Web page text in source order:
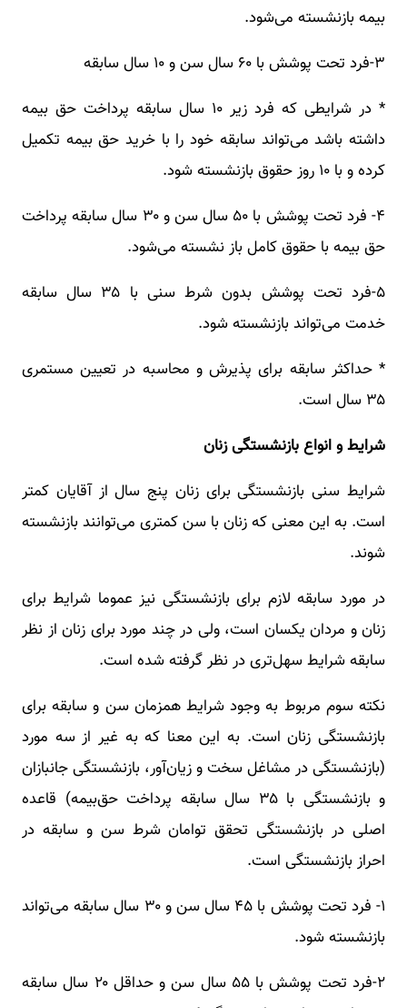
بیمه بازنشسته می‌شود.
۳-فرد تحت پوشش با ۶۰ سال سن و ۱۰ سال سابقه
* در شرایطی که فرد زیر ۱۰ سال سابقه پرداخت حق بیمه
داشته باشد می‌تواند سابقه خود را با خرید حق بیمه تکمیل
کرده و با ۱۰ روز حقوق بازنشسته شود.
۴- فرد تحت پوشش با ۵۰ سال سن و ۳۰ سال سابقه پرداخت
حق بیمه با حقوق کامل باز نشسته می‌شود.
۵-فرد تحت پوشش بدون شرط سنی با ۳۵ سال سابقه
خدمت می‌تواند بازنشسته شود.
* حداکثر سابقه برای پذیرش و محاسبه در تعیین مستمری
۳۵ سال است.
شرایط و انواع بازنشستگی زنان
شرایط سنی بازنشستگی برای زنان پنج سال از آقایان کمتر
است. به این معنی که زنان با سن کمتری می‌توانند بازنشسته
شوند.
در مورد سابقه لازم برای بازنشستگی نیز عموما شرایط برای
زنان و مردان یکسان است، ولی در چند مورد برای زنان از نظر
سابقه شرایط سهل‌تری در نظر گرفته شده است.
نکته سوم مربوط به وجود شرایط همزمان سن و سابقه برای
بازنشستگی زنان است. به این معنا که به غیر از سه مورد
(بازنشستگی در مشاغل سخت و زیان‌آور، بازنشستگی جانبازان
و بازنشستگی با ۳۵ سال سابقه پرداخت حق‌بیمه) قاعده
اصلی در بازنشستگی تحقق توامان شرط سن و سابقه در
احراز بازنشستگی است.
۱- فرد تحت پوشش با ۴۵ سال سن و ۳۰ سال سابقه می‌تواند
بازنشسته شود.
۲-فرد تحت پوشش با ۵۵ سال سن و حداقل ۲۰ سال سابقه